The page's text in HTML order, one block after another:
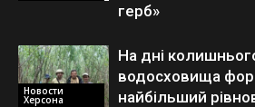
герб»
Новости
Херсона
На дні
водосховища
найбільший